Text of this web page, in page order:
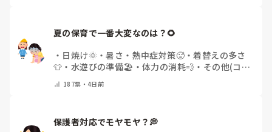
夏の保育で一番大変なのは？🌻
・ 日焼け🌞 ・暑さ・熱中症対策🥵・着替えの多さ
👕 ・ 水遊びの準備🏖️ ・ 体力の消耗💨 ・ その他(コメ
187票・4日前
保護者対応でモヤモヤ？💭